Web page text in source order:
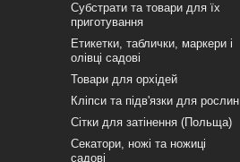
Субстрати та товари для їх
приготування
Етикетки, таблички, маркери і
олівці садові
Товари для орхідей
Кліпси та підв'язки для рослин
Сітки для затінення (Польща)
Секатори, ножі та ножиці
садові